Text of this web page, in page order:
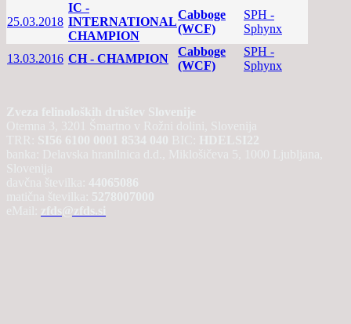
25.03.2018
IC -
INTERNATIONAL
CHAMPION
Cabboge
(WCF)
SPH -
Sphynx
13.03.2016 CH - CHAMPION
Cabboge
(WCF)
SPH -
Sphynx